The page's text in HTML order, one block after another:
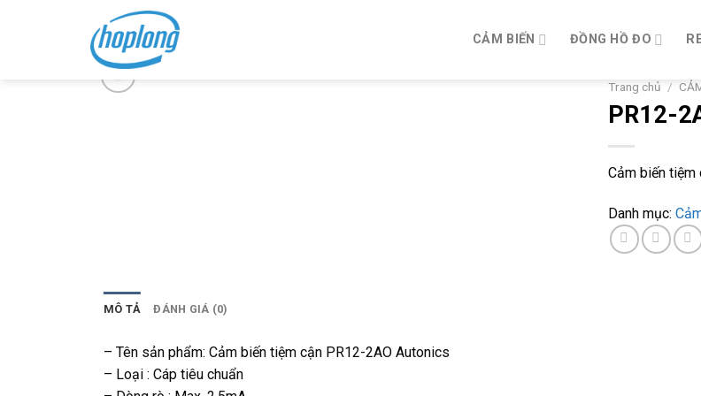
CẢM BIẾN ĐỒNG HỒ ĐO
Trang chủ /
PR12-
Cảm biến
Danh mục:
MÔ TẢ ĐÁNH GIÁ (0)
– Tên sản phẩm: Cảm biến tiệm cận PR12-2AO Autonics
– Loại : Cáp tiêu chuẩn